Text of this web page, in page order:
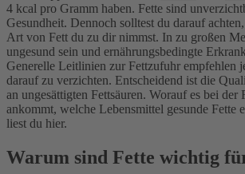
4 kcal pro Gramm haben. Fette sind
Gesundheit. Dennoch solltest du darauf
Art von Fett du zu dir nimmst. In zu großen
ungesund sein und ernährungsbedingte
Generelle Leitlinien zur Fettzufuhr empfehlen
darauf zu verzichten. Entscheidend ist die
an ungesättigten Fettsäuren. Worauf es bei der
ankommt, welche Lebensmittel gesunde Fette
liest du hier.
Warum sind Fette wichtig